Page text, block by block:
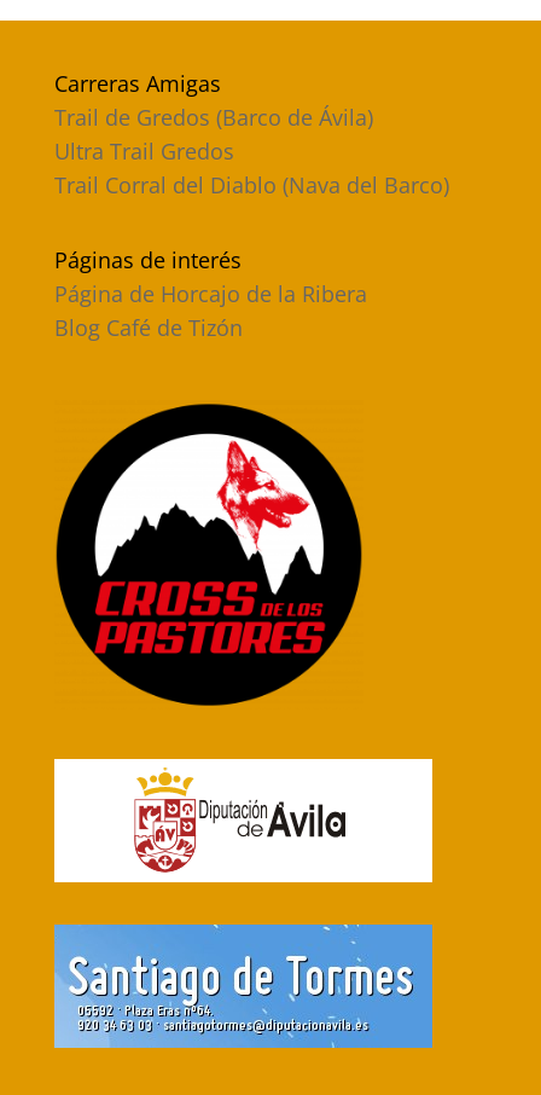
Carreras Amigas
Trail de Gredos (Barco de Ávila)
Ultra Trail Gredos
Trail Corral del Diablo (Nava del Barco)
Páginas de interés
Página de Horcajo de la Ribera
Blog Café de Tizón